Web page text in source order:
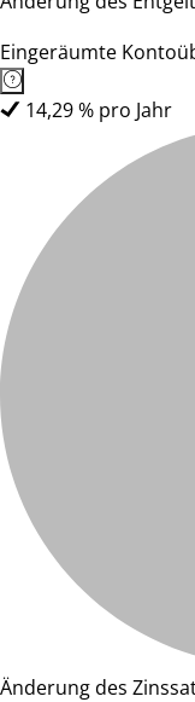
Eingeräumte
14,29 % pro Jahr
Änderung des